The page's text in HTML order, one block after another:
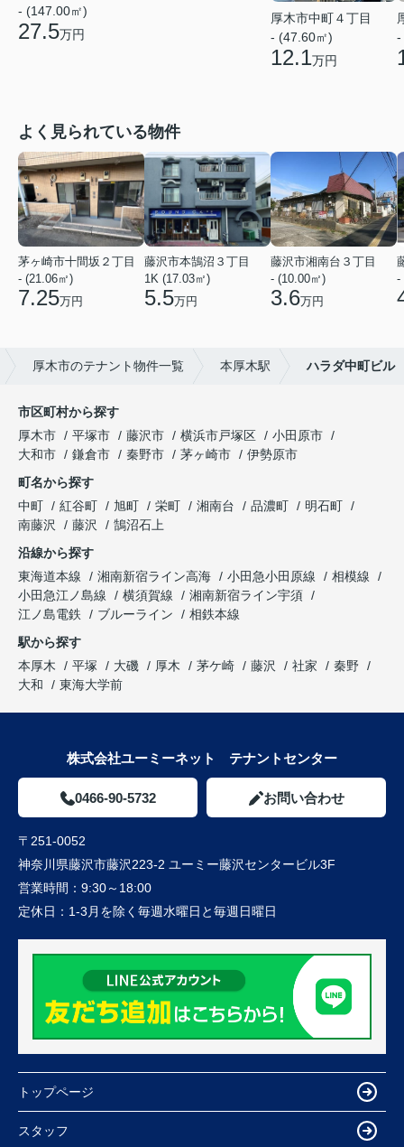
- (147.00㎡)
27.5万円
厚木市中町４丁目
- (47.60㎡)
12.1万円
-
よく見られている物件
茅ヶ崎市十間坂２丁目
- (21.06㎡)
7.25万円
藤沢市本鵠沼３丁目
1K (17.03㎡)
5.5万円
藤沢市湘南台３丁目
- (10.00㎡)
3.6万円
-
厚木市のテナント物件一覧 本厚木駅 ハラダ中町ビル
市区町村から探す
厚木市
平塚市 藤沢市 横浜市戸塚区
小田原市
大和市
鎌倉市 秦野市 茅ヶ崎市
伊勢原市
町名から探す
中町
紅谷町 旭町 栄町 湘南台 品濃町
明石町
南藤沢
藤沢
鵠沼石上
沿線から探す
東海道本線
湘南新宿ライン高海 小田急小田原線
相模線
小田急江ノ島線
横須賀線
湘南新宿ライン宇須
江ノ島電鉄
ブルーライン
相鉄本線
駅から探す
本厚木
平塚 大磯 厚木 茅ケ崎 藤沢 社家
秦野
大和
東海大学前
株式会社ユーミーネット テナントセンター
0466-90-5732 お問い合わせ
〒251-0052
神奈川県藤沢市藤沢223-2 ユーミー藤沢センタービル3F
営業時間： 9:30～18:00
定休日： 1-3月を除く毎週水曜日と毎週日曜日
トップページ
スタッフ